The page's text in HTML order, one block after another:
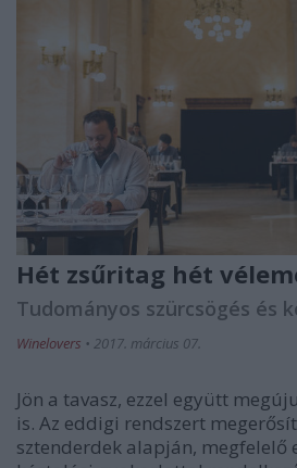
Hét zsűritag hét
Tudományos szürcsögés és
Winelovers • 2017. március 07.
Jön a tavasz, ezzel együtt
is. Az eddigi rendszert
sztenderdek alapján, megfelelő